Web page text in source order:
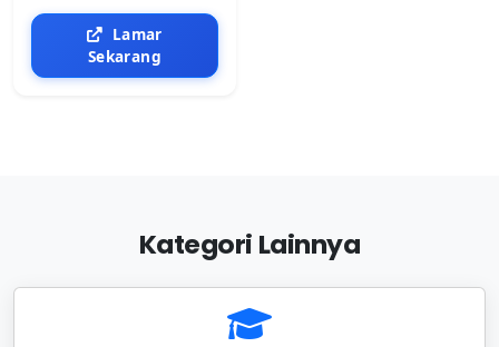
Lamar
Sekarang
Kategori Lainnya